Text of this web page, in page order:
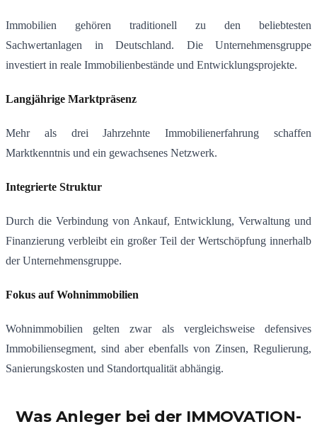
Immobilien gehören traditionell zu den beliebtesten
Sachwertanlagen in Deutschland. Die Unternehmensgruppe
investiert in reale Immobilienbestände und Entwicklungsprojekte.
Langjährige Marktpräsenz
Mehr als drei Jahrzehnte Immobilienerfahrung schaffen
Marktkenntnis und ein gewachsenes Netzwerk.
Integrierte Struktur
Durch die Verbindung von Ankauf, Entwicklung, Verwaltung und
Finanzierung verbleibt ein großer Teil der Wertschöpfung innerhalb
der Unternehmensgruppe.
Fokus auf Wohnimmobilien
Wohnimmobilien gelten zwar als vergleichsweise defensives
Immobiliensegment, sind aber ebenfalls von Zinsen, Regulierung,
Sanierungskosten und Standortqualität abhängig.
Was Anleger bei der IMMOVATION-